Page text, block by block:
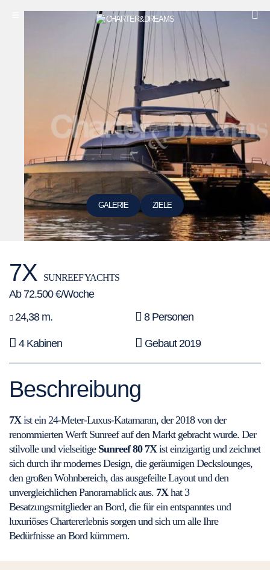
GALERIE ZIELE
7X SUNREEF YACHTS
Ab 72.500 €/Woche
24,38 m.
8 Personen
4 Kabinen Gebaut 2019
Beschreibung
7Xist ein 24-Meter-Luxus-Katamaran, der 2018 von der
renommierten Werft Sunreef auf den Markt gebracht wurde. Der
stilvolle und vielseitige Sunreef 80 7Xist einzigartig und zeichnet
sich durch ihr modernes Design, die geräumigen Deckslounges,
den großen Wohnbereich, das ausgefeilte Layout und den
unvergleichlichen Panoramablick aus. 7Xhat 3
Besatzungsmitglieder an Bord, die für ein entspanntes und
luxuriöses Chartererlebnis sorgen und sich um alle Ihre
Bedürfnisse an Bord kümmern.